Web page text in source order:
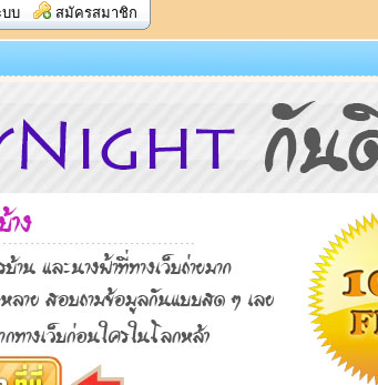
บบ สมัครสมาชิก